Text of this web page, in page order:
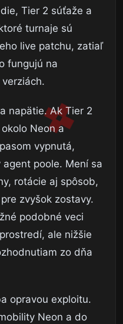
Tier 2 súťaže a
turnaje sú
live patchu, zatiaľ
fungujú na
napätie. Ak Tier 2
Neon a
vypnutá,
poole. Mení sa
rotácie aj spôsob,
zvyšok zostavy.
podobné veci
ale nižšie
zo dňa
opravou exploitu.
Neon a do